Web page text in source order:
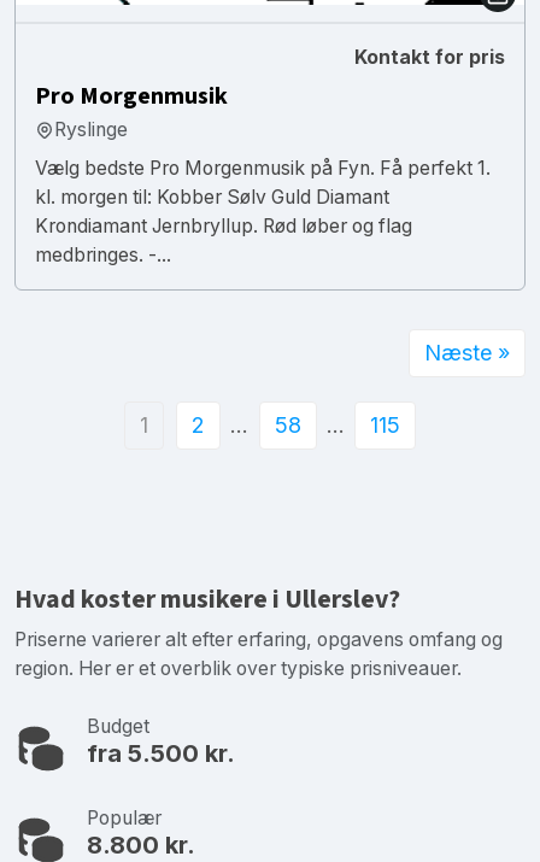
Kontakt for pris
Pro Morgenmusik
Ryslinge
Vælg bedste Pro Morgenmusik på Fyn. Få perfekt 1.
kl. morgen til: Kobber Sølv Guld Diamant
Krondiamant Jernbryllup. Rød løber og flag
medbringes. -...
1 2 … 58 … 115
Næste »
Hvad koster musikere i Ullerslev?
Priserne varierer alt efter erfaring, opgavens omfang og
region. Her er et overblik over typiske prisniveauer.
Budget
fra 5.500 kr.
Populær
8.800 kr.